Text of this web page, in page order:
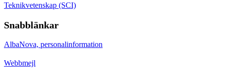
Teknikvetenskap (SCI)
Snabblänkar
AlbaNova, personalinformation
Webbmejl